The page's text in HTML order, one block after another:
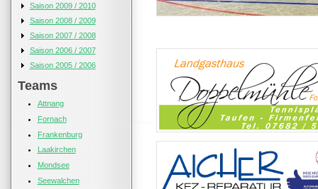
Saison 2009 / 2010
Saison 2008 / 2009
Saison 2007 / 2008
Saison 2006 / 2007
Saison 2005 / 2006
Teams
Attnang
Fornach
Frankenburg
Laakirchen
Mondsee
Seewalchen